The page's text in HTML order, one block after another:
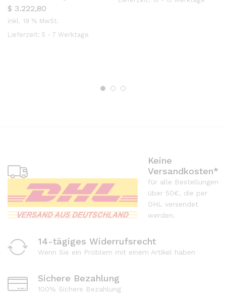
von 5
$ 3.222,80
inkl. 19 % MwSt.
Lieferzeit: 5 - 7 Werktage
Keine
Versandkosten*
für alle Bestellungen
über 50€, die per
DHL versendet
werden.
14-tägiges Widerrufsrecht
Wenn Sie ein Problem mit einem Artikel haben
Sichere Bezahlung
100% Sichere Bezahlung